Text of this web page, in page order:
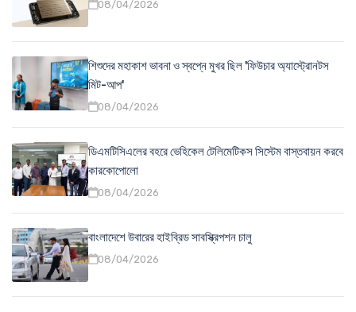
08/04/2026
শিশুদের মহাকাশ ভাবনা ও স্বপ্নে মুখর ছিল 'ফিউচার অ্যাস্ট্রোনটস
মিট-আপ'
08/04/2026
ডিএমটিসিএলের বহরে ভেহিকেল টেলিমেটিকস সিস্টেম বাস্তবায়ন করবে
কারকোপোলো
08/04/2026
বাংলাদেশে উবারের হাইব্রিড সাবস্ক্রিপশন চালু
08/04/2026